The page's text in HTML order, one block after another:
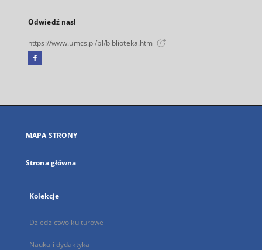
Odwiedź nas!
https://www.umcs.pl/pl/biblioteka.htm
Facebook
się
karcie
MAPA STRONY
Strona główna
Kolekcje
Dziedzictwo kulturowe
Nauka i dydaktyka